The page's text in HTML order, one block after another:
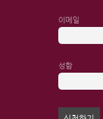
이메일
성함